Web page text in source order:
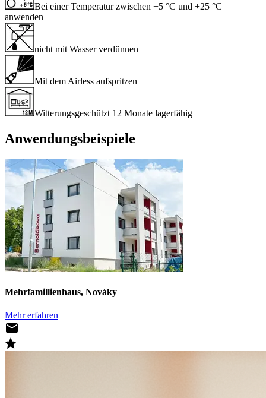
Bei einer Temperatur zwischen +5 °C und +25 °C
anwenden
nicht mit Wasser verdünnen
Mit dem Airless aufspritzen
Witterungsgeschützt 12 Monate lagerfähig
Anwendungsbeispiele
Mehrfamillienhaus, Nováky
Mehr erfahren